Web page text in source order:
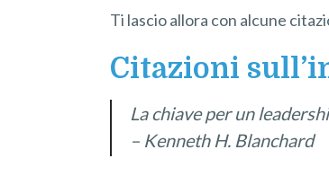
Ti lascio allora con alcune
Citazioni
La chiave per un
– Kenneth H. Blanchard